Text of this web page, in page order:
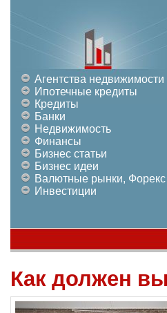
Агентства недвижимости
Ипотечные кредиты
Кредиты
Банки
Недвижимость
Финансы
Бизнес статьи
Бизнес идеи
Валютные рынки, Форекс
Инвестиции
Как должен